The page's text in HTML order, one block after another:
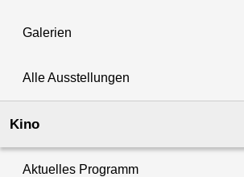
Galerien
Alle Ausstellungen
Kino
Aktuelles Programm